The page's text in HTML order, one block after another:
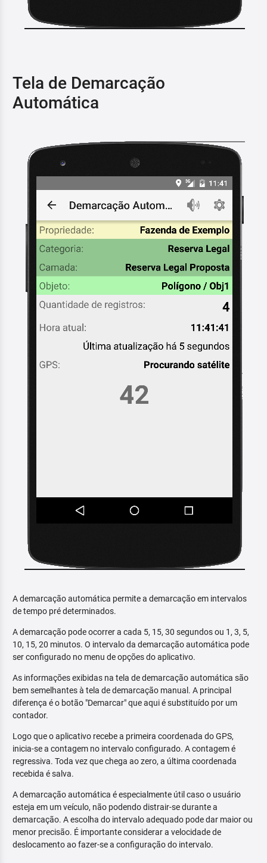
Tela de Demarcação
Automática
A demarcação automática permite a demarcação em intervalos
de tempo pré determinados.
A demarcação pode ocorrer a cada 5, 15, 30 segundos ou 1, 3, 5,
10, 15, 20 minutos. O intervalo da demarcação automática pode
ser configurado no menu de opções do aplicativo.
As informações exibidas na tela de demarcação automática são
bem semelhantes à tela de demarcação manual. A principal
diferença é o botão "Demarcar" que aqui é substituído por um
contador.
Logo que o aplicativo recebe a primeira coordenada do GPS,
inicia-se a contagem no intervalo configurado. A contagem é
regressiva. Toda vez que chega ao zero, a última coordenada
recebida é salva.
A demarcação automática é especialmente útil caso o usuário
esteja em um veículo, não podendo distrair-se durante a
demarcação. A escolha do intervalo adequado pode dar maior ou
menor precisão. É importante considerar a velocidade de
deslocamento ao fazer-se a configuração do intervalo.